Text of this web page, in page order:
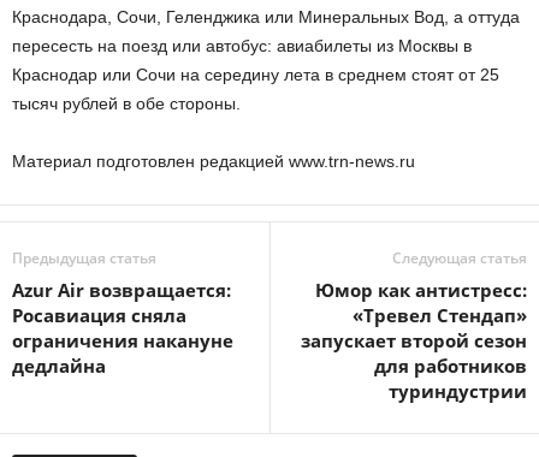
Краснодара, Сочи, Геленджика или Минеральных Вод, а оттуда
пересесть на поезд или автобус: авиабилеты из Москвы в
Краснодар или Сочи на середину лета в среднем стоят от 25
тысяч рублей в обе стороны.
Материал подготовлен редакцией www.trn-news.ru
Предыдущая статья
Azur Air возвращается:
Росавиация сняла
ограничения накануне
дедлайна
Следующая статья
Юмор как антистресс:
«Тревел Стендап»
запускает второй сезон
для работников
туриндустрии